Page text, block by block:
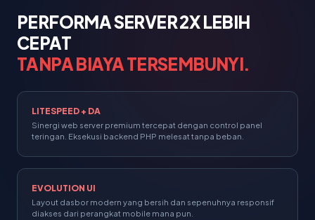
PERFORMA SERVER 2X LEBIH
CEPAT
TANPA BIAYA TERSEMBUNYI.
LITESPEED + DA
Sinergi web server premium tercepat dengan control panel
teringan. Eksekusi backend PHP melesat tanpa beban.
EVOLUTION UI
Layout dasbor modern yang bersih dan sepenuhnya responsif
diakses dari perangkat mobile mana pun.